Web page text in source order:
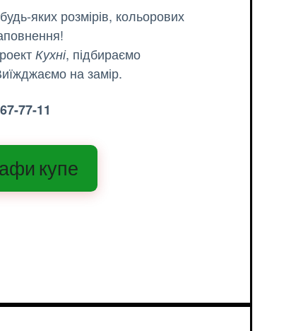
будь-яких розмірів, кольорових
Кухні, підбираємо
на замір.
77-11
купе